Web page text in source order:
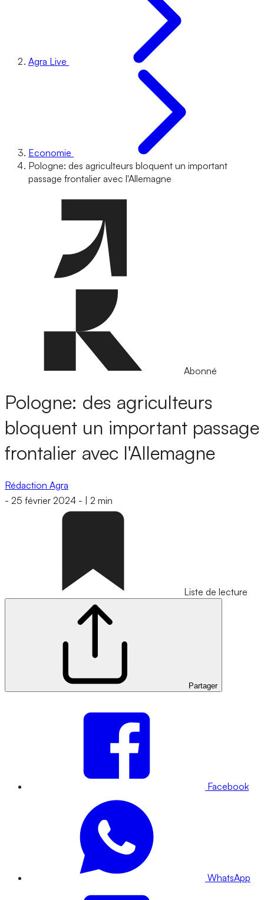
Agra Live
Economie
Pologne: des agriculteurs bloquent un important
passage frontalier avec l'Allemagne
Abonné
Pologne: des agriculteurs
bloquent un important passage
frontalier avec l'Allemagne
Rédaction Agra
- 25 février 2024 - 2 min
Liste de lecture
Partager
Facebook
WhatsApp